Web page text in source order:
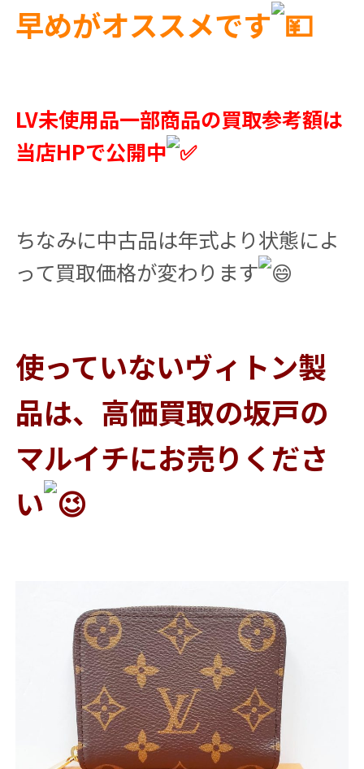
早めがオススメです
LV未使用品一部商品の買取参考額は
当店HPで公開中
ちなみに中古品は年式より状態によ
って買取価格が変わります
使っていないヴィトン製
品は、高価買取の坂戸の
マルイチにお売りくださ
い